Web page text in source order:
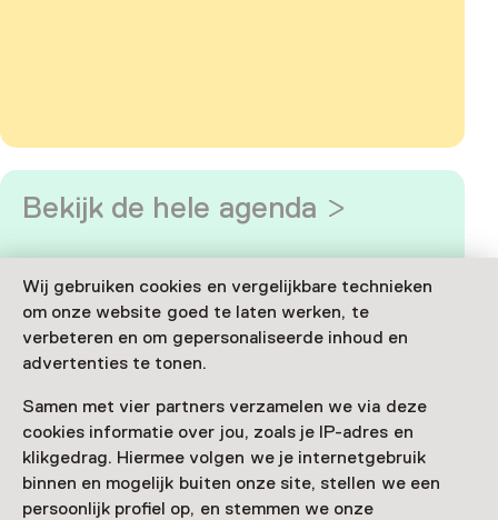
Wij gebruiken cookies en vergelijkbare technieken
om onze website goed te laten werken, te
verbeteren en om gepersonaliseerde inhoud en
advertenties te tonen.
Samen met vier partners verzamelen we via deze
cookies informatie over jou, zoals je IP-adres en
klikgedrag. Hiermee volgen we je internetgebruik
binnen en mogelijk buiten onze site, stellen we een
persoonlijk profiel op, en stemmen we onze
Bekijk de hele agenda